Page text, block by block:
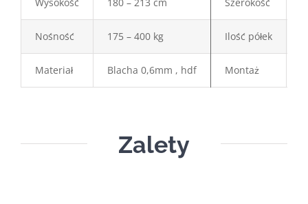
Wysokość 180 – 213 cm Szerokość
Nośność 175 – 400 kg Ilość półek
Materiał Blacha 0,6mm , hdf Montaż
Zalety